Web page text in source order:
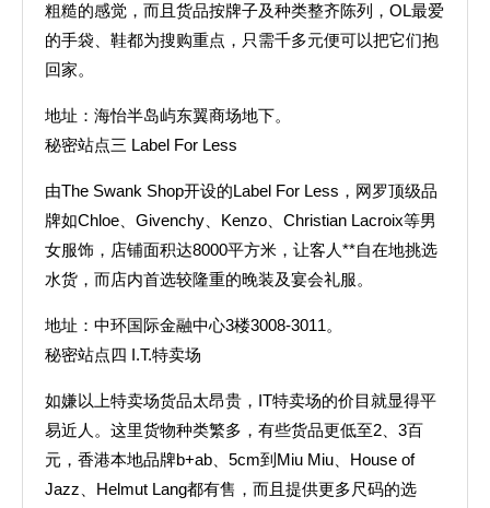
粗糙的感觉，而且货品按牌子及种类整齐陈列，OL最爱
的手袋、鞋都为搜购重点，只需千多元便可以把它们抱
回家。
地址：海怡半岛屿东翼商场地下。
秘密站点三 Label For Less
由The Swank Shop开设的Label For Less，网罗顶级品
牌如Chloe、Givenchy、Kenzo、Christian Lacroix等男
女服饰，店铺面积达8000平方米，让客人**自在地挑选
水货，而店内首选较隆重的晚装及宴会礼服。
地址：中环国际金融中心3楼3008-3011。
秘密站点四 I.T.特卖场
如嫌以上特卖场货品太昂贵，IT特卖场的价目就显得平
易近人。这里货物种类繁多，有些货品更低至2、3百
元，香港本地品牌b+ab、5cm到Miu Miu、House of
Jazz、Helmut Lang都有售，而且提供更多尺码的选